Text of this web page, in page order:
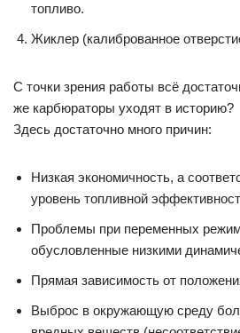
топливо.
Жиклер (калиброванное
С точки зрения работы всё
же карбюраторы уходят в историю?
Здесь достаточно много причин:
Низкая экономичность, а
уровень топливной
Проблемы при переменных
обусловленные низкими
Прямая зависимость от
Выброс в окружающую среду